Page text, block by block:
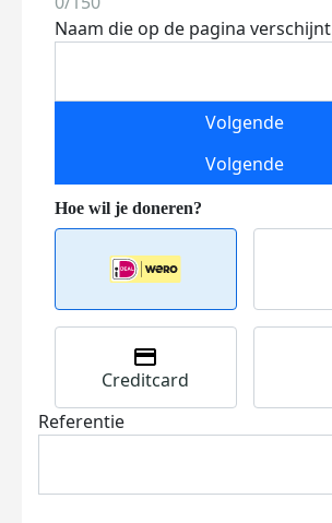
Naam die op de pagina verschijnt
Volgende
Volgende
Creditcard
Referentie